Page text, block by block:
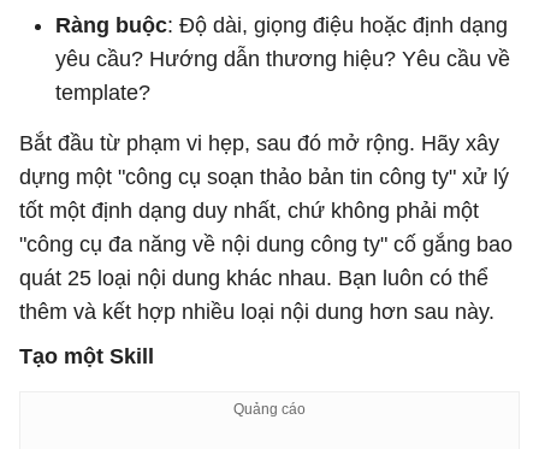
Ràng buộc: Độ dài, giọng điệu hoặc định dạng
yêu cầu? Hướng dẫn thương hiệu? Yêu cầu về
template?
Bắt đầu từ phạm vi hẹp, sau đó mở rộng. Hãy xây
dựng một "công cụ soạn thảo bản tin công ty" xử lý
tốt một định dạng duy nhất, chứ không phải một
"công cụ đa năng về nội dung công ty" cố gắng bao
quát 25 loại nội dung khác nhau. Bạn luôn có thể
thêm và kết hợp nhiều loại nội dung hơn sau này.
Tạo một Skill